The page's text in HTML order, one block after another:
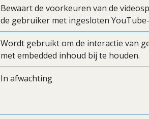
Bewaart de voorkeuren van de
de gebruiker met ingesloten
Wordt gebruikt om de interactie van
met embedded inhoud bij te houden.
In afwachting